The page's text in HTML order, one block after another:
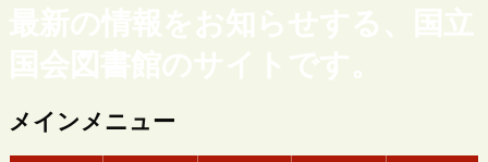
最新の情報をお知らせする、国立
国会図書館のサイトです。
メインメニュー